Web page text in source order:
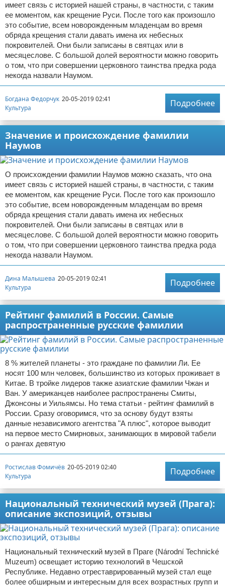
имеет связь с историей нашей страны, в частности, с таким
ее моментом, как крещение Руси. После того как произошло
это событие, всем новорожденным младенцам во время
обряда крещения стали давать имена их небесных
покровителей. Они были записаны в святцах или в
месяцеслове. С большой долей вероятности можно говорить
о том, что при совершении церковного таинства предка рода
некогда назвали Наумом.
Богдана Федорчук 20-05-2019 02:41
Культура
Подробнее
Значение и происхождение фамилии
Наумов
О происхождении фамилии Наумов можно сказать, что она
имеет связь с историей нашей страны, в частности, с таким
ее моментом, как крещение Руси. После того как произошло
это событие, всем новорожденным младенцам во время
обряда крещения стали давать имена их небесных
покровителей. Они были записаны в святцах или в
месяцеслове. С большой долей вероятности можно говорить
о том, что при совершении церковного таинства предка рода
некогда назвали Наумом.
Дина Малышева 20-05-2019 02:41
Культура
Подробнее
Рейтинг фамилий в России. Самые
распространенные русские фамилии
8 % жителей планеты - это граждане по фамилии Ли. Ее
носят 100 млн человек, большинство из которых проживает в
Китае. В тройке лидеров также азиатские фамилии Чжан и
Ван. У американцев наиболее распространены Смиты,
Джонсоны и Уильямсы. Но тема статьи - рейтинг фамилий в
России. Сразу оговоримся, что за основу будут взяты
данные независимого агентства "А плюс", которое выводит
на первое место Смирновых, занимающих в мировой табели
о рангах девятую
Ростислав Фомичёв 20-05-2019 02:40
Культура
Подробнее
Национальный технический музей (Прага):
описание экспозиций, отзывы
Национальный технический музей в Праге (Národní Technické
Muzeum) освещает историю технологий в Чешской
Республике. Недавно отреставрированный музей стал еще
более обширным и интересным для всех возрастных групп и